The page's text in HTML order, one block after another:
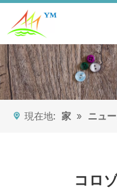
現在地: 家 » ニュ
コロ